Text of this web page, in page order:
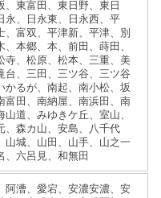
、東富田、東日野、東日
永、日永東、日永西、平
、富双、平津新、平津、別
、本郷、本、前田、蒔田、
寺、松原、松本、三重、美
台、三田、三ツ谷、三ツ谷
かるが、南起、南小松、坂
富田、南納屋、南浜田、南
山道、みゆきケ丘、室山、
、森カ山、安島、八千代
山城、山田、山手、山之一
、六呂見、和無田
阿漕、愛宕、安濃安濃、安